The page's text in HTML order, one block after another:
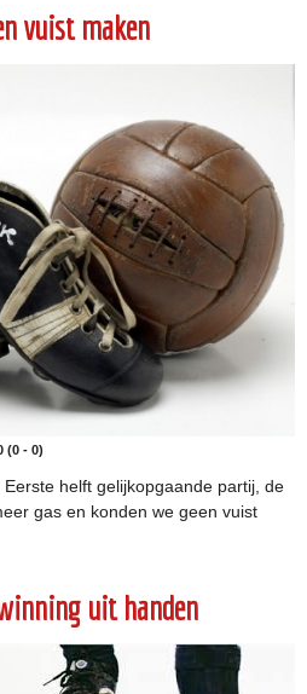
vuist maken
(0 - 0)
helft gelijkopgaande partij, de
gas en konden we geen vuist
uit handen